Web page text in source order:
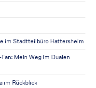
im Stadtteilbüro Hattersheim
Mein Weg im Dualen
im Rückblick